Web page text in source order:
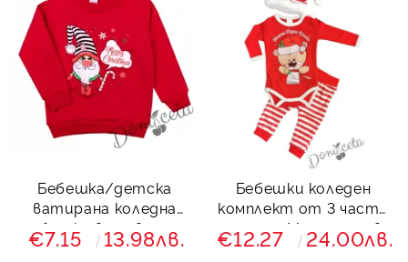
Бебешка/детска
ватирана коледна
блузка в червено
Джуджето
€7.15 13.98лв.
Бебешки коледен
комплект от 3 части
с надпис Моята първа
Коледа
€12.27 24.00лв.